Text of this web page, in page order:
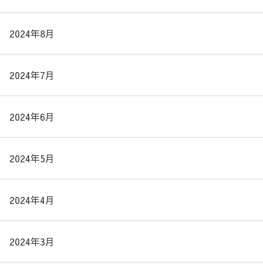
2024年8月
2024年7月
2024年6月
2024年5月
2024年4月
2024年3月